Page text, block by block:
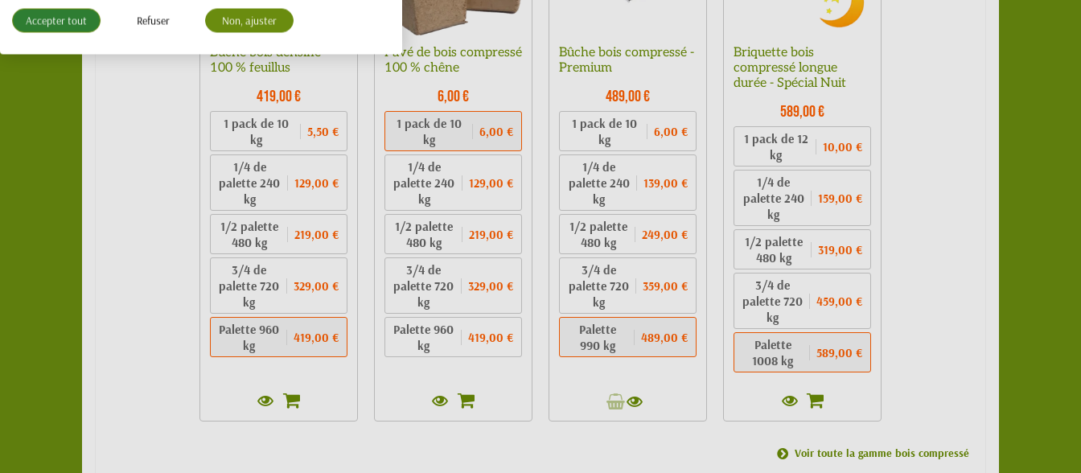
Bûche bois densifié -
100 % feuillus
419,00 €
1 pack de 10
kg
5,50 €
1/4 de
palette 240
kg
129,00 €
1/2 palette
480 kg
219,00 €
3/4 de
palette 720
kg
329,00 €
Palette 960
kg
419,00 €
Pavé de bois compressé
100 % chêne
6,00 €
1 pack de 10
kg
6,00 €
1/4 de
palette 240
kg
129,00 €
1/2 palette
480 kg
219,00 €
3/4 de
palette 720
kg
329,00 €
Palette 960
kg
419,00 €
Bûche bois compressé -
Premium
489,00 €
1 pack de 10
kg
6,00 €
1/4 de
palette 240
kg
139,00 €
1/2 palette
480 kg
249,00 €
3/4 de
palette 720
kg
359,00 €
Palette
990 kg
489,00 €
Briquette bois
compressé longue
durée - Spécial Nuit
589,00 €
1 pack de 12
kg
10,00 €
1/4 de
palette 240
kg
159,00 €
1/2 palette
480 kg
319,00 €
3/4 de
palette 720
kg
459,00 €
Palette
1008 kg
589,00 €
Voir toute la gamme bois compressé
Accepter tout Refuser Non, ajuster